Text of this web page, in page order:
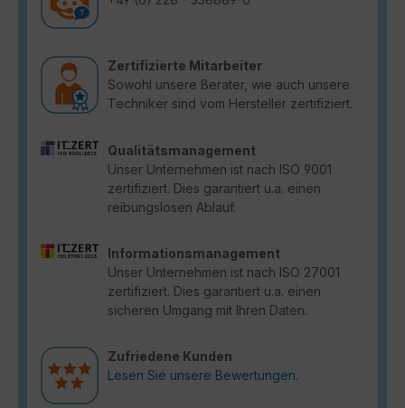
Zertifizierte Mitarbeiter
Sowohl unsere Berater, wie auch unsere
Techniker sind vom Hersteller zertifiziert.
Qualitätsmanagement
Unser Unternehmen ist nach ISO 9001
zertifiziert. Dies garantiert u.a. einen
reibungslosen Ablauf.
Informationsmanagement
Unser Unternehmen ist nach ISO 27001
zertifiziert. Dies garantiert u.a. einen
sicheren Umgang mit Ihren Daten.
Zufriedene Kunden
Lesen Sie unsere Bewertungen.